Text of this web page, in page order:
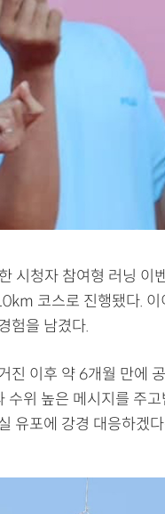
시청자 참여형 러닝 이
코스로 진행됐다. 이
험을 남겼다.
진 이후 약 6개월 만에
수위 높은 메시지를 주
유포에 강경 대응하겠